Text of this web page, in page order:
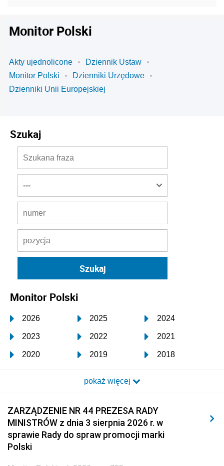
Monitor Polski
Akty ujednolicone
Dziennik Ustaw
Monitor Polski
Dzienniki Urzędowe
Dzienniki Unii Europejskiej
Szukaj
Monitor Polski
2026 2025 2024
2023 2022 2021
2020 2019 2018
2017 2016 2015
2014 2013 2012
2011 2010 2009
2008 2007 2006
2005
pokaż więcej
ZARZĄDZENIE NR 44 PREZESA RADY
MINISTRÓW z dnia 3 sierpnia 2026 r. w
sprawie Rady do spraw promocji marki
Polski